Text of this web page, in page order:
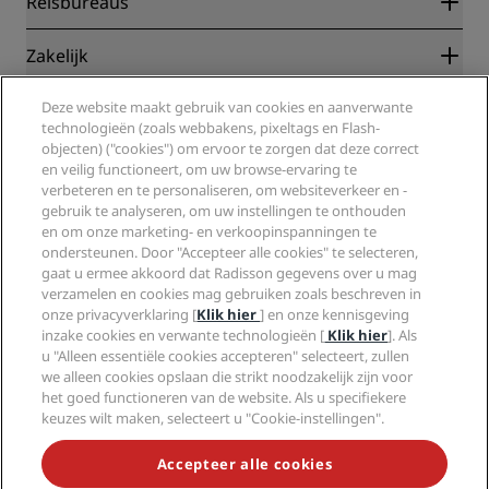
Blog
Bestemmingen
Radisson Hotels-app
Sports Approved-hotels
Gezinsvriendelijk hotels
Gezondheid en veiligheid
Partners
Reisagenten
Zakelijk
Radisson Hotel Group
Media
Vacatures RHG
Vacatures PPHE
Vacatures EHL
The Club by RHG
Hotelontwikkeling
Duurzaam ondernemen
Inkoop
Juridisch
Privacycentrum
Juridische kennisgeving
Algemene voorwaarden voor Radisson Rewards
Gebruikersovereenkomst site
Digitale toegankelijkheid
Verklaring inzake moderne slavernij
Help
Waarschuwingen voor consumenten
Contactgegevens
Veelgestelde vragen
Sitemap
Social media
Radisson Hotels Brands
MIS NOOIT MEER ONZE POPULAIRSTE AANBIEDINGEN
Deze website maakt gebruik van cookies en aanverwante
technologieën (zoals webbakens, pixeltags en Flash-
objecten) ("cookies") om ervoor te zorgen dat deze correct
en veilig functioneert, om uw browse-ervaring te
verbeteren en te personaliseren, om websiteverkeer en -
gebruik te analyseren, om uw instellingen te onthouden
en om onze marketing- en verkoopinspanningen te
ondersteunen. Door "Accepteer alle cookies" te selecteren,
gaat u ermee akkoord dat Radisson gegevens over u mag
verzamelen en cookies mag gebruiken zoals beschreven in
onze privacyverklaring [Klik hier] en onze kennisgeving
inzake cookies en verwante technologieën [ Klik hier]. Als
u "Alleen essentiële cookies accepteren" selecteert, zullen
we alleen cookies opslaan die strikt noodzakelijk zijn voor
het goed functioneren van de website. Als u specifiekere
keuzes wilt maken, selecteert u "Cookie-instellingen".
Accepteer alle cookies